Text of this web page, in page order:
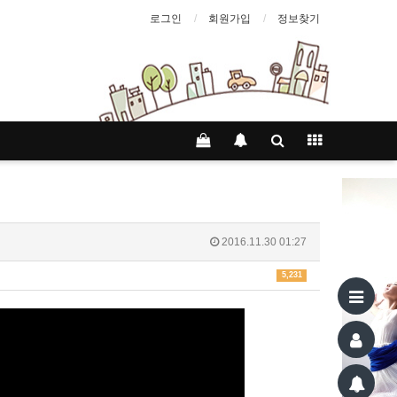
로그인 회원가입 정보찾기
2016.11.30 01:27
5,231